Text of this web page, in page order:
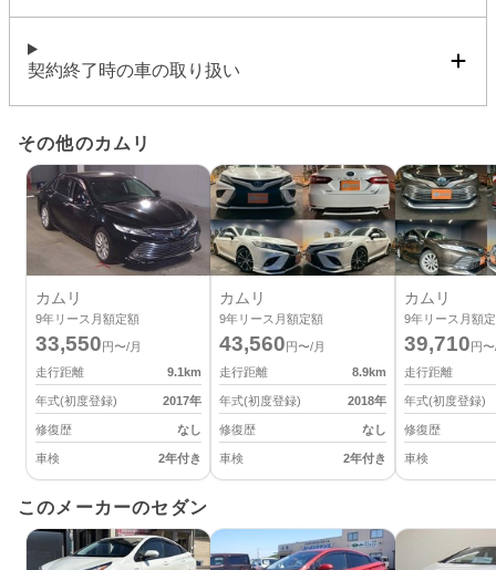
契約終了時の車の取り扱い
その他のカムリ
カムリ
9年リース月額定額
33,550円〜/月
走行距離
9.1km
年式(初度登録) 2017年
修復歴 なし
車検 2年付き
カムリ
9年リース月額定額
43,560円〜/月
走行距離
8.9km
年式(初度登録) 2018年
修復歴 なし
車検 2年付き
カムリ
9年リース月額
39,710円
走行距離
年式(初度登録)
修復歴
車検
このメーカーのセダン